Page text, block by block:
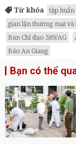
Từ khóa tập
gian lận thương mại và
Ban Chỉ đạo 389/AG
Báo An Giang
Bạn có thể